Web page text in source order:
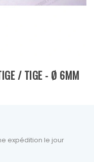
/ TIGE - Ø 6MM
expédition le jour